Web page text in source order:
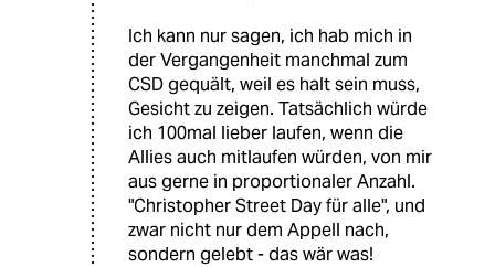
Ich kann nur sagen, ich hab mich in
der Vergangenheit manchmal zum
CSD gequält, weil es halt sein muss,
Gesicht zu zeigen. Tatsächlich würde
ich 100mal lieber laufen, wenn die
Allies auch mitlaufen würden, von mir
aus gerne in proportionaler Anzahl.
"Christopher Street Day für alle", und
zwar nicht nur dem Appell nach,
sondern gelebt - das wär was!